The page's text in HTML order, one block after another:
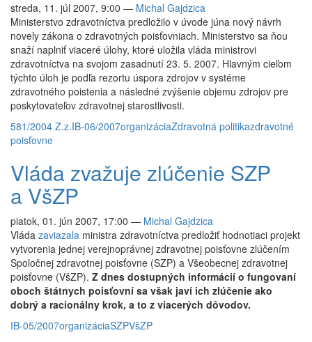
streda, 11. júl 2007, 9:00 — Michal Gajdzica
Ministerstvo zdravotníctva predložilo v úvode júna nový návrh
novely zákona o zdravotných poisťovniach. Ministerstvo sa ňou
snaží naplniť viaceré úlohy, ktoré uložila vláda ministrovi
zdravotníctva na svojom zasadnutí 23. 5. 2007. Hlavným cieľom
týchto úloh je podľa rezortu úspora zdrojov v systéme
zdravotného poistenia a následné zvýšenie objemu zdrojov pre
poskytovateľov zdravotnej starostlivosti.
581/2004 Z.z.IB-06/2007organizáciaZdravotná politikazdravotné
poisťovne
Vláda zvažuje zlúčenie SZP
a VšZP
piatok, 01. jún 2007, 17:00 — Michal Gajdzica
Vláda zaviazala ministra zdravotníctva predložiť hodnotiaci projekt
vytvorenia jednej verejnoprávnej zdravotnej poisťovne zlúčením
Spoločnej zdravotnej poisťovne (SZP) a Všeobecnej zdravotnej
poisťovne (VšZP). Z dnes dostupných informácií o fungovaní
oboch štátnych poisťovní sa však javí ich zlúčenie ako
dobrý a racionálny krok, a to z viacerých dôvodov.
IB-05/2007organizáciaSZPVšZP